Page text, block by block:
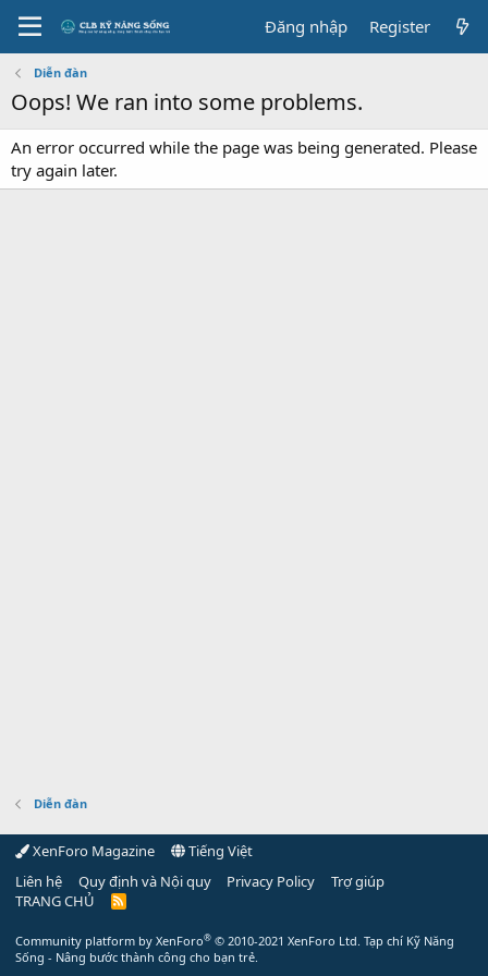
Đăng nhập Register
Diễn đàn
Oops! We ran into some problems.
An error occurred while the page was being generated. Please
try again later.
Diễn đàn
XenForo Magazine
Tiếng Việt
Liên hệ
Quy định và Nội quy Privacy Policy
Trợ giúp
TRANG CHỦ
R
Community platform by XenForo® © 2010-2021 XenForo Ltd. Tạp chí Kỹ Năng
Sống - Nâng bước thành công cho bạn trẻ.